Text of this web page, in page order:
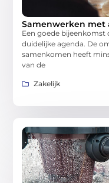
Samenwerken
Een goede bijeenkomst
duidelijke agenda. De
samenkomen heeft
van de
Zakelijk